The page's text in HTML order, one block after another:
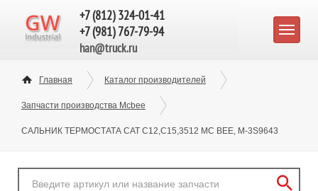
+7 (812) 324-01-41
+7 (981) 767-79-94
han@truck.ru
Главная Каталог производителей
Запчасти производства Mcbee
САЛЬНИК ТЕРМОСТАТА CAT C12,C15,3512 MC BEE, M-3S9643